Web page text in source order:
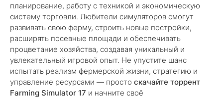
планирование, работу с техникой и экономическую
систему торговли. Любители симуляторов смогут
развивать свою ферму, строить новые постройки,
расширять посевные площади и обеспечивать
процветание хозяйства, создавая уникальный и
увлекательный игровой опыт. Не упустите шанс
испытать реализм фермерской жизни, стратегию и
управление ресурсами — просто скачайте торрент
Farming Simulator 17 и начните своё